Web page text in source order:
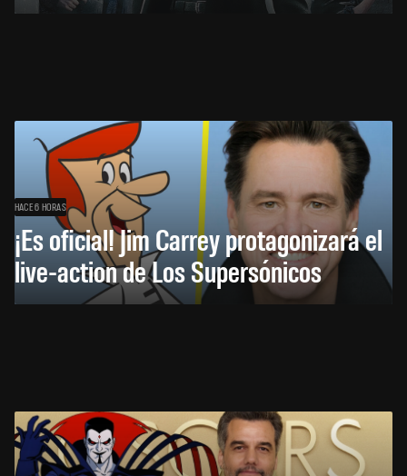
HACE 6 HORAS
¡Es oficial! Jim Carrey protagonizará el
live-action de Los Supersónicos